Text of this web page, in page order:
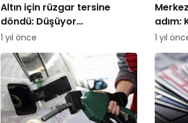
Altın için rüzgar tersine
döndü: Düşüyor…
1 yıl önce
adım:
1 yıl